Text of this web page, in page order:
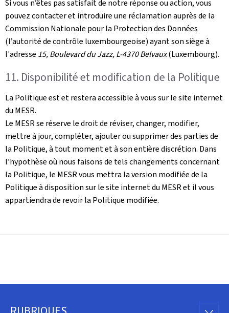
Si vous n’êtes pas satisfait de notre réponse ou action, vous
pouvez contacter et introduire une réclamation auprès de la
Commission Nationale pour la Protection des Données
(l’autorité de contrôle luxembourgeoise) ayant son siège à
l'adresse 15, Boulevard du Jazz, L-4370 Belvaux(Luxembourg).
11. Disponibilité et modification de la Politique
La Politique est et restera accessible à vous sur le site internet
du MESR.
Le MESR se réserve le droit de réviser, changer, modifier,
mettre à jour, compléter, ajouter ou supprimer des parties de
la Politique, à tout moment et à son entière discrétion. Dans
l’hypothèse où nous faisons de tels changements concernant
la Politique, le MESR vous mettra la version modifiée de la
Politique à disposition sur le site internet du MESR et il vous
appartiendra de revoir la Politique modifiée.